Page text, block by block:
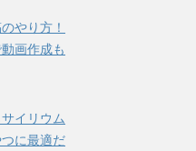
やり方！
画作成も
イリウム
に最適だ